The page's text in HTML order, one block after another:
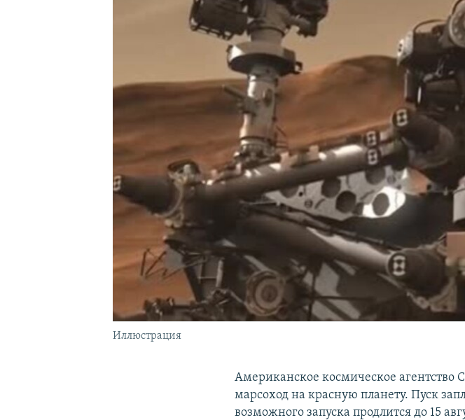
Иллюстрация
Американское космическое
марсоход на красную планету. Пуск
возможного запуска продлится до 15